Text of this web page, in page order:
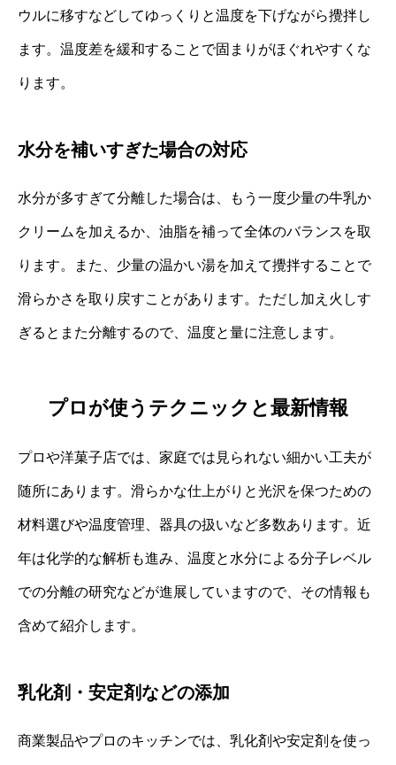
ウルに移すなどしてゆっくりと温度を下げながら攪拌し
ます。温度差を緩和することで固まりがほぐれやすくな
ります。
水分を補いすぎた場合の対応
水分が多すぎて分離した場合は、もう一度少量の牛乳か
クリームを加えるか、油脂を補って全体のバランスを取
ります。また、少量の温かい湯を加えて攪拌することで
滑らかさを取り戻すことがあります。ただし加え火しす
ぎるとまた分離するので、温度と量に注意します。
プロが使うテクニックと最新情報
プロや洋菓子店では、家庭では見られない細かい工夫が
随所にあります。滑らかな仕上がりと光沢を保つための
材料選びや温度管理、器具の扱いなど多数あります。近
年は化学的な解析も進み、温度と水分による分子レベル
での分離の研究などが進展していますので、その情報も
含めて紹介します。
乳化剤・安定剤などの添加
商業製品やプロのキッチンでは、乳化剤や安定剤を使っ